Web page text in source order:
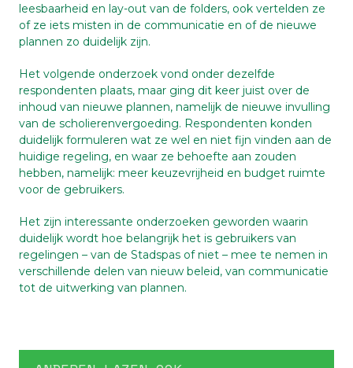
leesbaarheid en lay-out van de folders, ook vertelden ze
of ze iets misten in de communicatie en of de nieuwe
plannen zo duidelijk zijn.
Het volgende onderzoek vond onder dezelfde
respondenten plaats, maar ging dit keer juist over de
inhoud van nieuwe plannen, namelijk de nieuwe invulling
van de scholierenvergoeding. Respondenten konden
duidelijk formuleren wat ze wel en niet fijn vinden aan de
huidige regeling, en waar ze behoefte aan zouden
hebben, namelijk: meer keuzevrijheid en budget ruimte
voor de gebruikers.
Het zijn interessante onderzoeken geworden waarin
duidelijk wordt hoe belangrijk het is gebruikers van
regelingen – van de Stadspas of niet – mee te nemen in
verschillende delen van nieuw beleid, van communicatie
tot de uitwerking van plannen.